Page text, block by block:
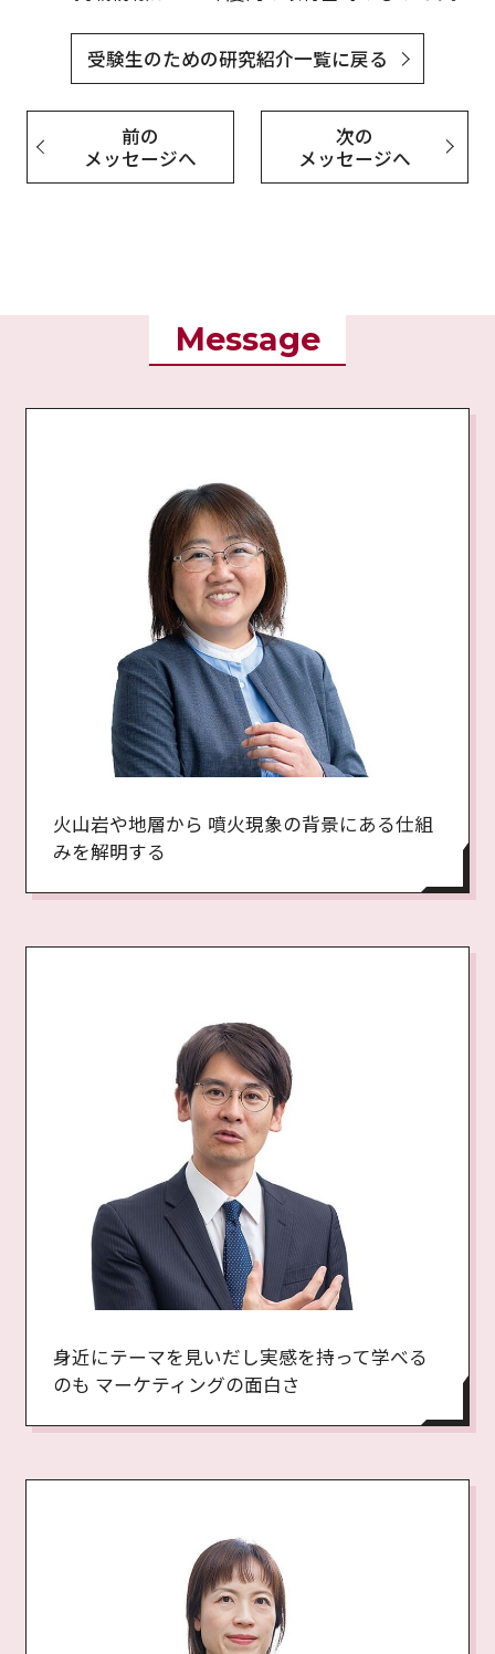
受験生のための研究紹介一覧に戻る
前の
メッセージへ
次の
メッセージへ
Message
火山岩や地層から 噴火現象の背景にある仕組
みを解明する
身近にテーマを見いだし実感を持って学べる
のも マーケティングの面白さ